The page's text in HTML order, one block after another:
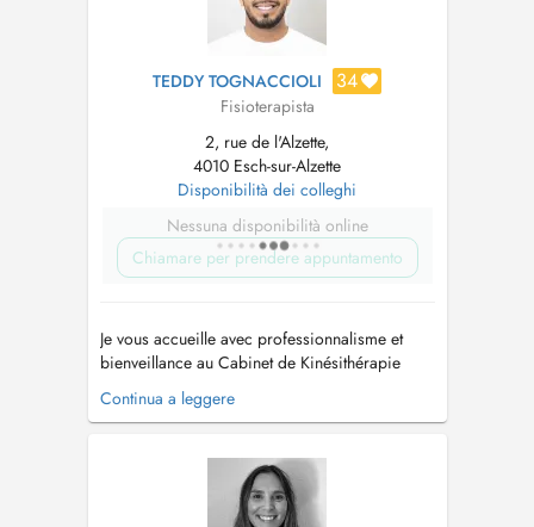
TEDDY TOGNACCIOLI 34
Fisioterapista
2, rue de l'Alzette,
4010 Esch-sur-Alzette
Disponibilità dei colleghi
Nessuna disponibilità online
Chiamare per prendere appuntamento
Je vous accueille avec professionnalisme et
bienveillance au Cabinet de Kinésithérapie
Aline Richard, situé au cœur de la rue
marchande du centre-ville d'Esch-sur-Alzette, au
l'hôtel de ville. Je suis entièrement à votre
disposition pour vous offrir...
Continua a leggere